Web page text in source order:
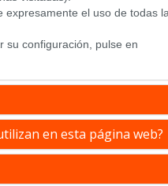
expresamente el uso de todas
su configuración, pulse en
en esta página web?